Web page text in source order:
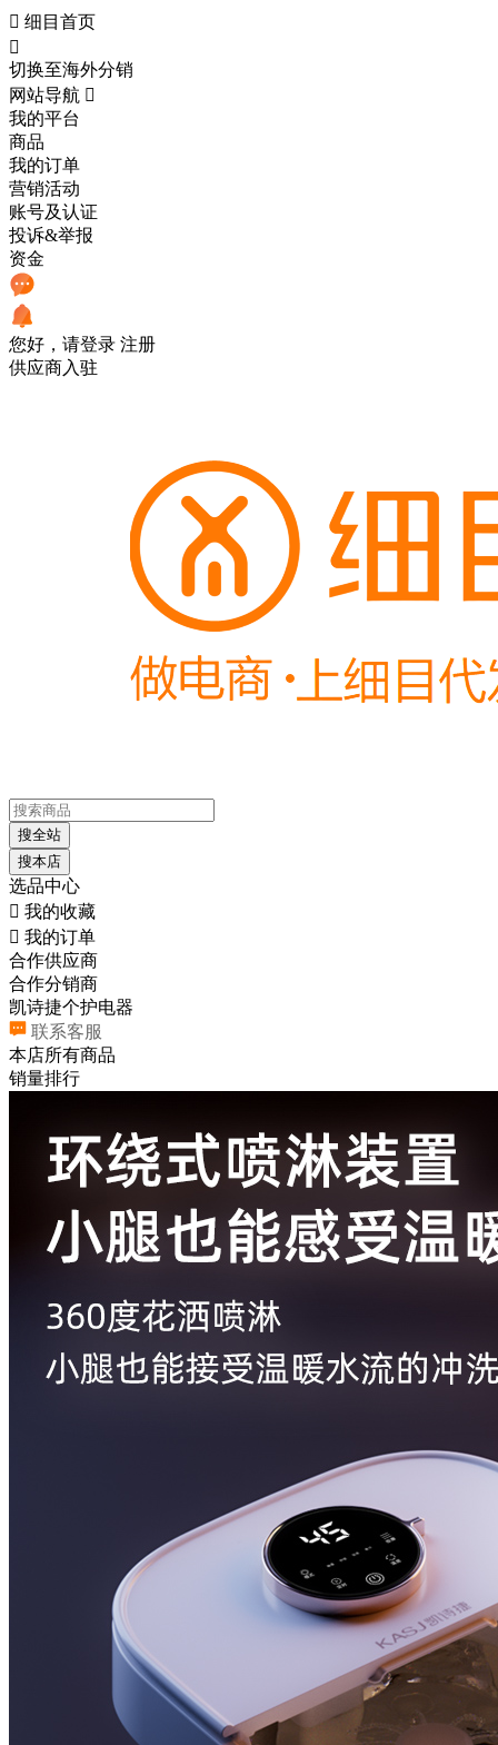
 细目首页

切换至海外分销
网站导航 
我的平台
商品
我的订单
营销活动
账号及认证
投诉&举报
资金
您好，请登录 注册
供应商入驻
搜全站
搜本店
选品中心
 我的收藏
 我的订单
合作供应商
合作分销商
凯诗捷个护电器
联系客服
本店所有商品
销量排行